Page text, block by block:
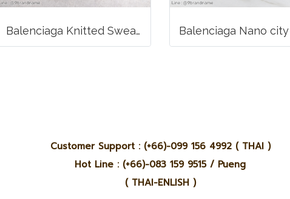
Balenciaga Knitted Sweater With Logo Wool
Customer Support : (+66)-099 156 4992 ( THAI )
Hot Line : (+66)-083 159 9515 / Pueng
( THAI-ENLISH )